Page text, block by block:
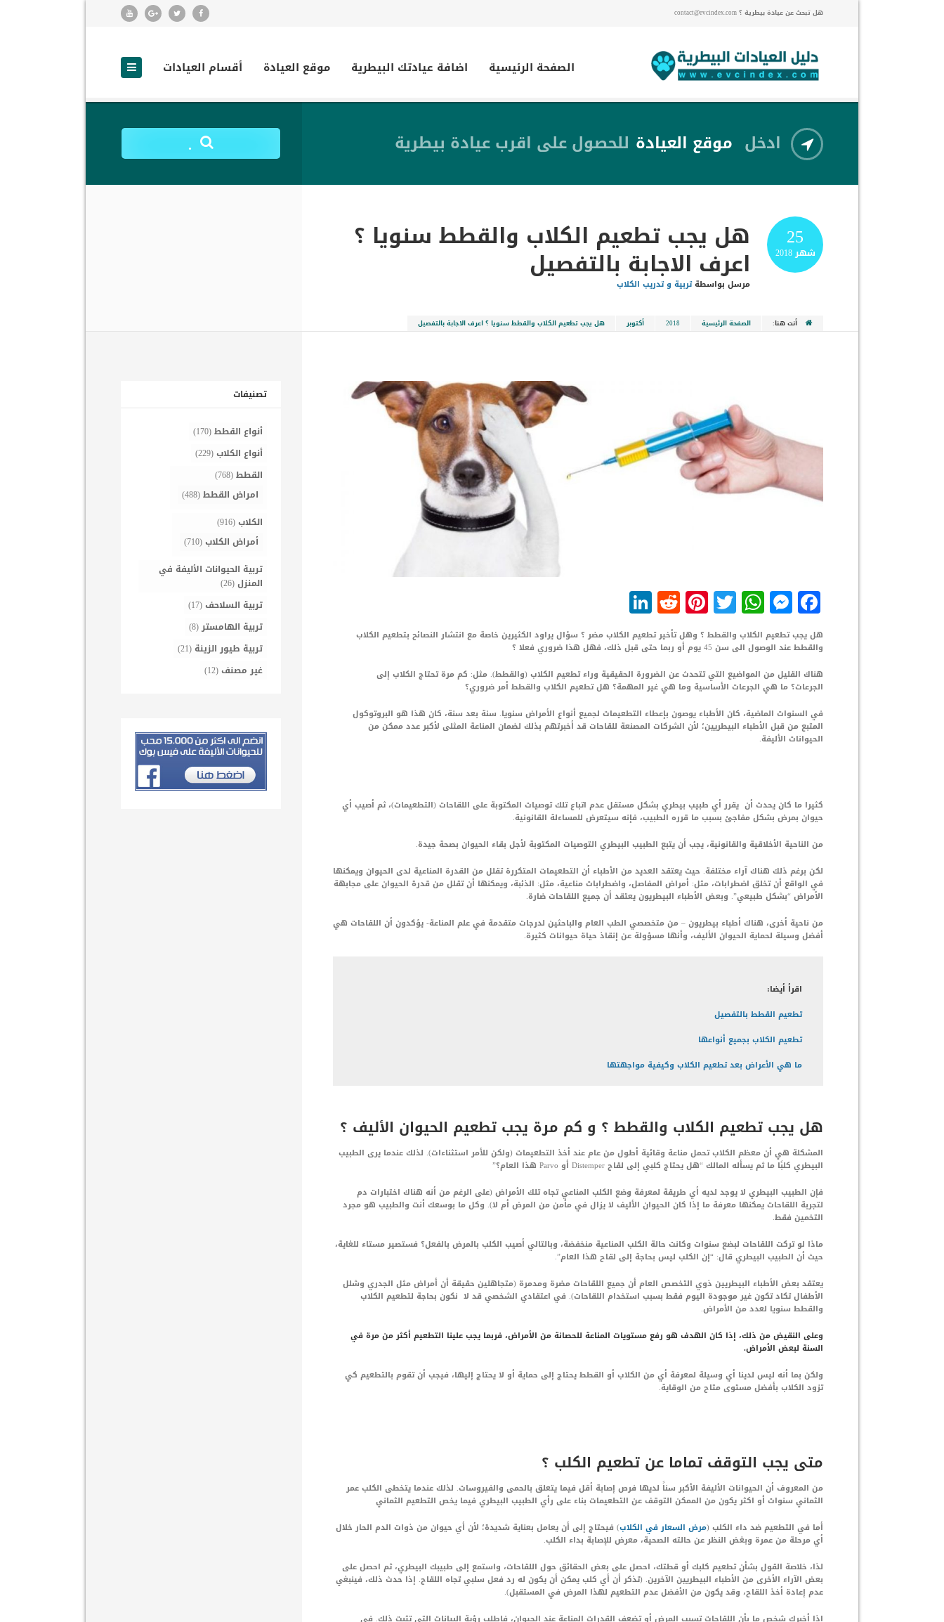
هل تبحث عن عيادة بيطرية ؟ contact@evcindex.com
الصفحة الرئيسية اضافة عيادتك البيطرية موقع العيادة أقسام العيادات
ادخل موقع العيادة للحصول على اقرب عيادة بيطرية .
25
شهر2018 هل يجب تطعيم الكلاب والقطط سنويا ؟
اعرف الاجابة بالتفصيل
مرسل بواسطةتربية و تدريب الكلاب
أنت هنا: الصفحة الرئيسية 2018 أكتوبر هل يجب تطعيم الكلاب والقطط سنويا ؟ اعرف الاجابة بالتفصيل
Facebook
Messenger
WhatsApp
Twitter
Pinterest
Reddit
هل يجب تطعيم الكلاب والقطط ؟ وهل تأخير تطعيم الكلاب مضر ؟ سؤال يراود الكثيرين خاصة مع انتشار النصائح بتطعيم الكلاب
والقطط عند الوصول الى سن 45 يوم أو ربما حتى قبل ذلك، فهل هذا ضروري فعلا ؟
هناك القليل من المواضيع التي تتحدث عن الضرورة الحقيقية وراء تطعيم الكلاب (والقطط). مثل: كم مرة تحتاج الكلاب إلى
الجرعات؟ ما هي الجرعات الأساسية وما هي غير المهمة؟ هل تطعيم الكلاب والقطط أمر ضروري؟
في السنوات الماضية، كان الأطباء يوصون بإعطاء التطعيمات لجميع أنواع الأمراض سنويا. سنة بعد سنة، كان هذا هو البروتوكول
المتبع من قبل الأطباء البيطريين؛ لأن الشركات المصنعة للقاحات قد أخبرتهم بذلك لضمان المناعة المثلى لأكبر عدد ممكن من
الحيوانات الأليفة.
كثيرا ما كان يحدث أن يقرر أي طبيب بيطري بشكل مستقل عدم اتباع تلك توصيات المكتوبة على اللقاحات (التطعيمات)، ثم أصيب أي
حيوان بمرض بشكل مفاجئ بسبب ما قرره الطبيب، فإنه سيتعرض للمساءلة القانونية.
من الناحية الأخلاقية والقانونية، يجب أن يتبع الطبيب البيطري التوصيات المكتوبة لأجل بقاء الحيوان بصحة جيدة.
لكن برغم ذلك هناك آراء مختلفة. حيث يعتقد العديد من الأطباء أن التطعيمات المتكررة تقلل من القدرة المناعية لدى الحيوان ويمكنها
في الواقع أن تخلق اضطرابات، مثل: أمراض المفاصل، واضطرابات مناعية، مثل: الذئبة، ويمكنها أن تقلل من قدرة الحيوان على مجابهة
الأمراض “بشكل طبيعي”. وبعض الأطباء البيطريون يعتقد أن جميع اللقاحات ضارة.
من ناحية أخرى، هناك أطباء بيطريون – من متخصصي الطب العام والباحثين لدرجات متقدمة في علم المناعة- يؤكدون أن اللقاحات هي
أفضل وسيلة لحماية الحيوان الأليف، وأنها مسؤولة عن إنقاذ حياة حيوانات كثيرة.
اقرأ أيضا:
تطعيم القطط بالتفصيل
تطعيم الكلاب بجميع أنواعها
ما هي الأعراض بعد تطعيم الكلاب وكيفية مواجهتها
هل يجب تطعيم الكلاب والقطط ؟ و كم مرة يجب تطعيم الحيوان الأليف ؟
المشكلة هي أن معظم الكلاب تحمل مناعة وقائية أطول من عام عند أخذ التطعيمات (ولكن للأمر استثناءات). لذلك عندما يرى الطبيب
البيطري كلبًا ما ثم يسأله المالك “هل يحتاج كلبي إلى لقاح Distemper أو Parvo هذا العام؟”
فإن الطبيب البيطري لا يوجد لديه أي طريقة لمعرفة وضع الكلب المناعي تجاه تلك الأمراض (على الرغم من أنه هناك اختبارات دم
لتجربة اللقاحات يمكنها معرفة ما إذا كان الحيوان الأليف لا يزال في مأمن من المرض أم لا). وكل ما بوسعك أنت والطبيب هو مجرد
التخمين فقط.
ماذا لو تركت اللقاحات لبضع سنوات وكانت حالة الكلب المناعية منخفضة، وبالتالي أصيب الكلب بالمرض بالفعل؟ فستصير مستاء للغاية،
حيث أن الطبيب البيطري قال: “إن الكلب ليس بحاجة إلى لقاح هذا العام”.
يعتقد بعض الأطباء البيطريين ذوي التخصص العام أن جميع اللقاحات مضرة ومدمرة (متجاهلين حقيقة أن أمراض مثل الجدري وشلل
الأطفال تكاد تكون غير موجودة اليوم فقط بسبب استخدام اللقاحات). في اعتقادي الشخصي قد لا نكون بحاجة لتطعيم الكلاب
والقطط سنويا لعدد من الأمراض.
وعلى النقيض من ذلك، إذا كان الهدف هو رفع مستويات المناعة للحصانة من الأمراض، فربما يجب علينا التطعيم أكثر من مرة في
السنة لبعض الأمراض.
ولكن بما أنه ليس لدينا أي وسيلة لمعرفة أي من الكلاب أو القطط يحتاج إلى حماية أو لا يحتاج إليها، فيجب أن تقوم بالتطعيم كي
تزود الكلاب بأفضل مستوى متاح من الوقاية.
متى يجب التوقف تماما عن تطعيم الكلب ؟
من المعروف أن الحيوانات الأليفة الأكبر سناً لديها فرص إصابة أقل فيما يتعلق بالحمى والفيروسات. لذلك عندما يتخطى الكلب عمر
الثماني سنوات أو اكثر يكون من الممكن التوقف عن التطعيمات بناء على رأي الطبيب البيطري فيما يخص التطعيم الثماني
أما في التطعيم ضد داء الكلب (مرض السعار في الكلاب) فيحتاج إلى أن يعامل بعناية شديدة؛ لأن أي حيوان من ذوات الدم الحار خلال
أي مرحلة من عمرة وبغض النظر عن حالته الصحية، معرض للإصابة بداء الكلب.
لذا، خلاصة القول بشأن تطعيم كلبك أو قطتك، احصل على بعض الحقائق حول اللقاحات، واستمع إلى طبيبك البيطري، ثم احصل على
بعض الآراء الأخرى من الأطباء البيطريين الآخرين. (تذكر أن أي كلب يمكن أن يكون له رد فعل سلبي تجاه اللقاح. إذا حدث ذلك، فينبغي
عدم إعادة أخذ اللقاح، وقد يكون من الأفضل عدم التطعيم لهذا المرض في المستقبل).
إذا أخبرك شخص ما بأن اللقاحات تسبب المرض أو تضعف القدرات المناعة عند الحيوان، فاطلب رؤية البيانات التي تثبت ذلك. في
تصنيفات
أنواع القطط(170)
أنواع الكلاب(229)
القطط(768)
امراض القطط(488)
الكلاب(916)
أمراض الكلاب(710)
تربية الحيوانات الأليفة في
المنزل(26)
تربية السلاحف(17)
تربية الهامستر(8)
تربية طيور الزينة (21)
غير مصنف(12)